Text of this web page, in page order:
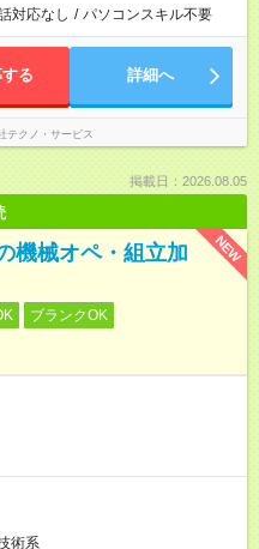
対応なし / パソコンスキル不要
る 詳細へ
テクノ・サービス
掲載日：2026.08.05
NEW
機械オペ・組立加
ブランクOK
術系